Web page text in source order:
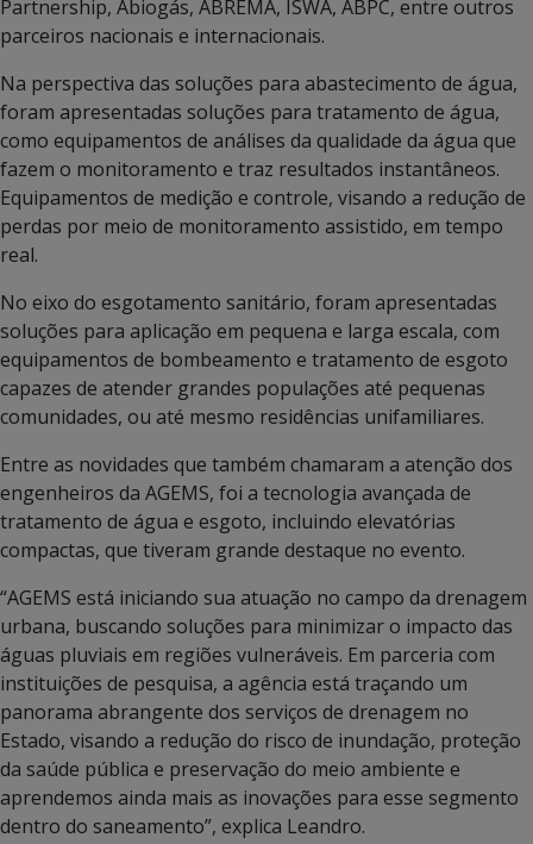
Partnership, Abiogás, ABREMA, ISWA, ABPC, entre outros
parceiros nacionais e internacionais.
Na perspectiva das soluções para abastecimento de água,
foram apresentadas soluções para tratamento de água,
como equipamentos de análises da qualidade da água que
fazem o monitoramento e traz resultados instantâneos.
Equipamentos de medição e controle, visando a redução de
perdas por meio de monitoramento assistido, em tempo
real.
No eixo do esgotamento sanitário, foram apresentadas
soluções para aplicação em pequena e larga escala, com
equipamentos de bombeamento e tratamento de esgoto
capazes de atender grandes populações até pequenas
comunidades, ou até mesmo residências unifamiliares.
Entre as novidades que também chamaram a atenção dos
engenheiros da AGEMS, foi a tecnologia avançada de
tratamento de água e esgoto, incluindo elevatórias
compactas, que tiveram grande destaque no evento.
“AGEMS está iniciando sua atuação no campo da drenagem
urbana, buscando soluções para minimizar o impacto das
águas pluviais em regiões vulneráveis. Em parceria com
instituições de pesquisa, a agência está traçando um
panorama abrangente dos serviços de drenagem no
Estado, visando a redução do risco de inundação, proteção
da saúde pública e preservação do meio ambiente e
aprendemos ainda mais as inovações para esse segmento
dentro do saneamento”, explica Leandro.